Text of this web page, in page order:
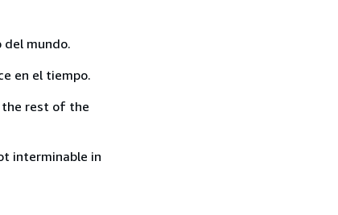
del mundo.
en el tiempo.
the rest of the
interminable in